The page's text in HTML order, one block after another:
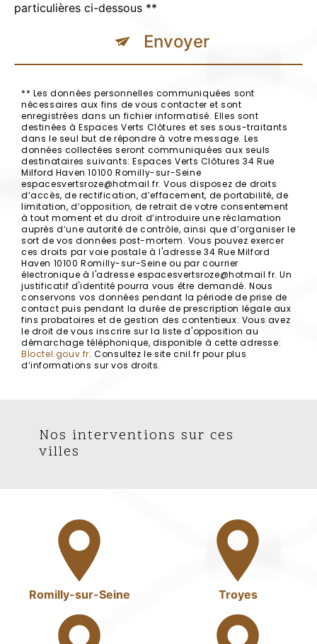
particulières ci-dessous **
Envoyer
** Les données personnelles communiquées sont
nécessaires aux fins de vous contacter et sont
enregistrées dans un fichier informatisé. Elles sont
destinées à Espaces Verts Clôtures et ses sous-traitants
dans le seul but de répondre à votre message. Les
données collectées seront communiquées aux seuls
destinataires suivants: Espaces Verts Clôtures 34 Rue
Milford Haven 10100 Romilly-sur-Seine
espacesvertsroze@hotmail.fr. Vous disposez de droits
d’accès, de rectification, d’effacement, de portabilité, de
limitation, d’opposition, de retrait de votre consentement
à tout moment et du droit d’introduire une réclamation
auprès d’une autorité de contrôle, ainsi que d’organiser le
sort de vos données post-mortem. Vous pouvez exercer
ces droits par voie postale à l'adresse 34 Rue Milford
Haven 10100 Romilly-sur-Seine ou par courrier
électronique à l'adresse espacesvertsroze@hotmail.fr. Un
justificatif d'identité pourra vous être demandé. Nous
conservons vos données pendant la période de prise de
contact puis pendant la durée de prescription légale aux
fins probatoires et de gestion des contentieux. Vous avez
le droit de vous inscrire sur la liste d'opposition au
démarchage téléphonique, disponible à cette adresse:
Bloctel.gouv.fr. Consultez le site cnil.fr pour plus
d’informations sur vos droits.
Nos interventions sur ces
villes
Romilly-sur-Seine Troyes